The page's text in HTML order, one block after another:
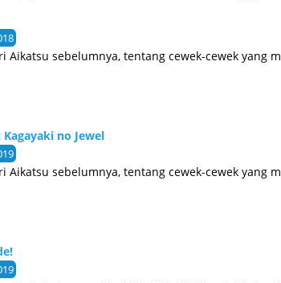
dan berduka karena kehilangan orang-orang
(Source: MU)
Aikatsu sebelumnya, tentang cewek-cewek
no Jewel
Aikatsu sebelumnya, tentang cewek-cewek